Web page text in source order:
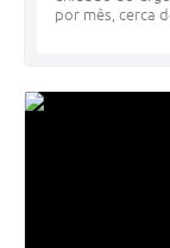
por mês, cerca